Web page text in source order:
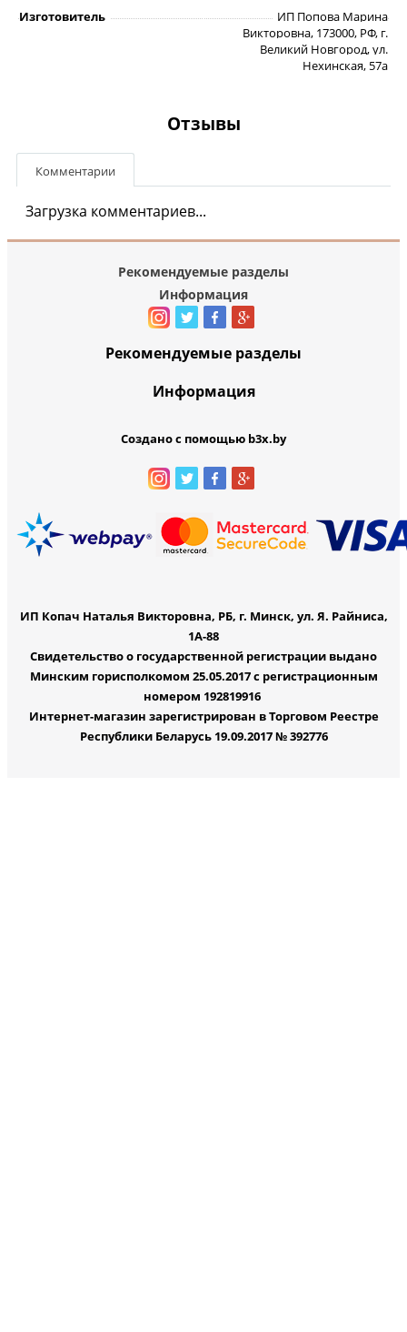
Изготовитель
ИП Попова Марина
Викторовна, 173000, РФ, г.
Великий Новгород, ул.
Нехинская, 57а
Отзывы
Комментарии
Загрузка комментариев...
Рекомендуемые разделы
Информация
Рекомендуемые разделы
Информация
Создано с помощью b3x.by
ИП Копач Наталья Викторовна, РБ, г. Минск, ул. Я. Райниса,
1А-88
Свидетельство о государственной регистрации выдано
Минским горисполкомом 25.05.2017 с регистрационным
номером 192819916
Интернет-магазин зарегистрирован в Торговом Реестре
Республики Беларусь 19.09.2017 № 392776